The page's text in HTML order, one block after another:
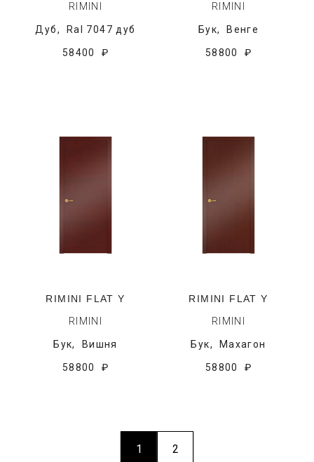
RIMINI
Дуб, Ral 7047 дуб
58400 ₽
RIMINI
Бук, Венге
58800 ₽
RIMINI FLAT Y
RIMINI
Бук, Вишня
58800 ₽
RIMINI FLAT Y
RIMINI
Бук, Махагон
58800 ₽
1 2